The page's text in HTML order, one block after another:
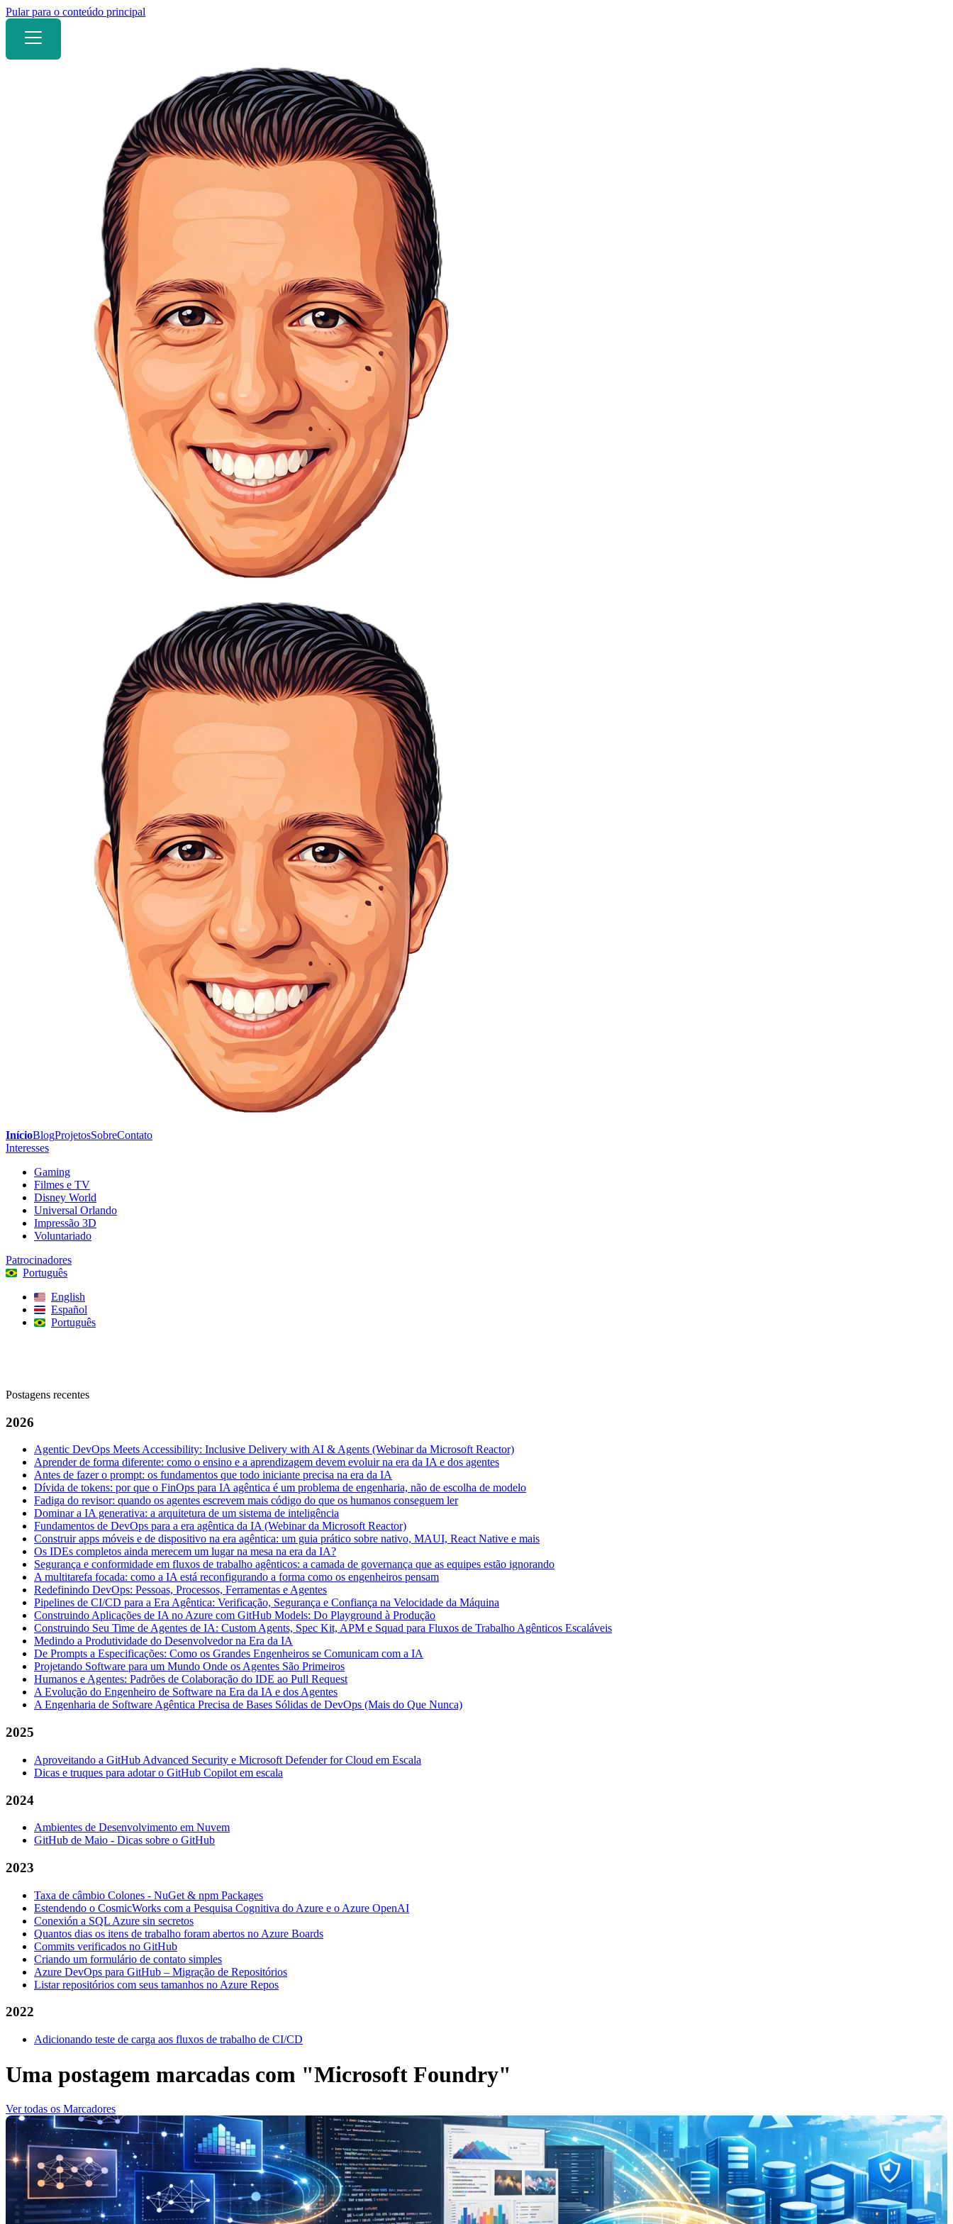
Pular para o conteúdo principal
InícioBlogProjetosSobreContato
Interesses
Gaming
Filmes e TV
Disney World
Universal Orlando
Impressão 3D
Voluntariado
Patrocinadores
Português
English
Español
Português
Postagens recentes
2026
Agentic DevOps Meets Accessibility: Inclusive Delivery with AI & Agents (Webinar da Microsoft Reactor)
Aprender de forma diferente: como o ensino e a aprendizagem devem evoluir na era da IA e dos agentes
Antes de fazer o prompt: os fundamentos que todo iniciante precisa na era da IA
Dívida de tokens: por que o FinOps para IA agêntica é um problema de engenharia, não de escolha de modelo
Fadiga do revisor: quando os agentes escrevem mais código do que os humanos conseguem ler
Dominar a IA generativa: a arquitetura de um sistema de inteligência
Fundamentos de DevOps para a era agêntica da IA (Webinar da Microsoft Reactor)
Construir apps móveis e de dispositivo na era agêntica: um guia prático sobre nativo, MAUI, React Native e mais
Os IDEs completos ainda merecem um lugar na mesa na era da IA?
Segurança e conformidade em fluxos de trabalho agênticos: a camada de governança que as equipes estão ignorando
A multitarefa focada: como a IA está reconfigurando a forma como os engenheiros pensam
Redefinindo DevOps: Pessoas, Processos, Ferramentas e Agentes
Pipelines de CI/CD para a Era Agêntica: Verificação, Segurança e Confiança na Velocidade da Máquina
Construindo Aplicações de IA no Azure com GitHub Models: Do Playground à Produção
Construindo Seu Time de Agentes de IA: Custom Agents, Spec Kit, APM e Squad para Fluxos de Trabalho Agênticos Escaláveis
Medindo a Produtividade do Desenvolvedor na Era da IA
De Prompts a Especificações: Como os Grandes Engenheiros se Comunicam com a IA
Projetando Software para um Mundo Onde os Agentes São Primeiros
Humanos e Agentes: Padrões de Colaboração do IDE ao Pull Request
A Evolução do Engenheiro de Software na Era da IA e dos Agentes
A Engenharia de Software Agêntica Precisa de Bases Sólidas de DevOps (Mais do Que Nunca)
2025
Aproveitando a GitHub Advanced Security e Microsoft Defender for Cloud em Escala
Dicas e truques para adotar o GitHub Copilot em escala
2024
Ambientes de Desenvolvimento em Nuvem
GitHub de Maio - Dicas sobre o GitHub
2023
Taxa de câmbio Colones - NuGet & npm Packages
Estendendo o CosmicWorks com a Pesquisa Cognitiva do Azure e o Azure OpenAI
Conexión a SQL Azure sin secretos
Quantos dias os itens de trabalho foram abertos no Azure Boards
Commits verificados no GitHub
Criando um formulário de contato simples
Azure DevOps para GitHub – Migração de Repositórios
Listar repositórios com seus tamanhos no Azure Repos
2022
Adicionando teste de carga aos fluxos de trabalho de CI/CD
Uma postagem marcadas com "Microsoft Foundry"
Ver todas os Marcadores